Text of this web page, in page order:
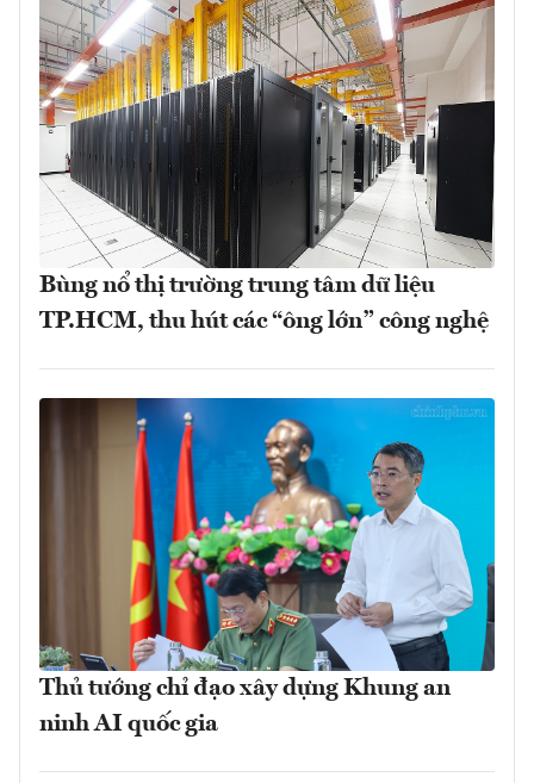
Bùng nổ thị trường trung tâm dữ liệu
TP.HCM, thu hút các “ông lớn” công nghệ
Thủ tướng chỉ đạo xây dựng Khung an
ninh AI quốc gia